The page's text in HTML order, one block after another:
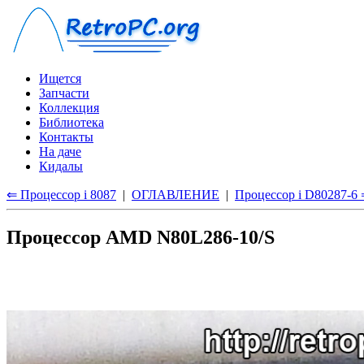
Ищется
Запчасти
Коллекция
Библиотека
Контакты
На даче
Кидалы
⇐ Процессор i 8087 | ОГЛАВЛЕНИЕ | Процессор i D80287-6
Процессор AMD N80L286-10/S